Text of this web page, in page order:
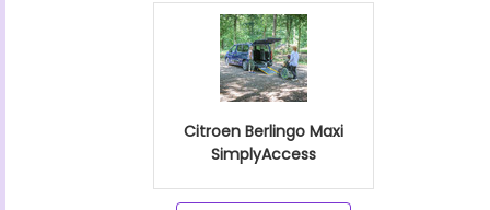
Citroen Berlingo Maxi
SimplyAccess